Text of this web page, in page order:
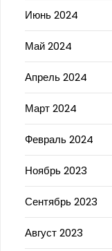
Июнь 2024
Май 2024
Апрель 2024
Март 2024
Февраль 2024
Ноябрь 2023
Сентябрь 2023
Август 2023